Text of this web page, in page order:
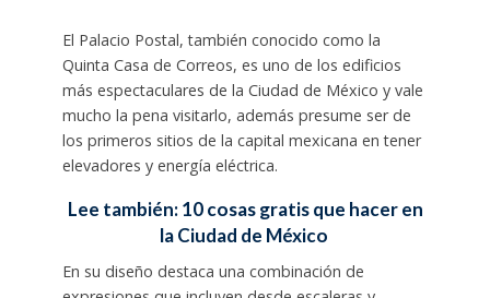
El Palacio Postal, también conocido como la
Quinta Casa de Correos, es uno de los edificios
más espectaculares de la Ciudad de México y vale
mucho la pena visitarlo, además presume ser de
los primeros sitios de la capital mexicana en tener
elevadores y energía eléctrica.
Lee también: 10 cosas gratis que hacer en
la Ciudad de México
En su diseño destaca una combinación de